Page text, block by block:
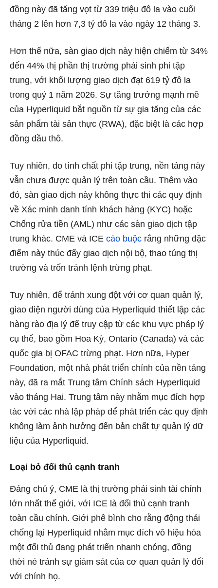
đồng này đã tăng vọt từ 339 triệu đô la vào cuối
tháng 2 lên hơn 7,3 tỷ đô la vào ngày 12 tháng 3.
Hơn thế nữa, sàn giao dịch này hiện chiếm từ 34%
đến 44% thị phần thị trường phái sinh phi tập
trung, với khối lượng giao dịch đạt 619 tỷ đô la
trong quý 1 năm 2026. Sự tăng trưởng mạnh mẽ
của Hyperliquid bắt nguồn từ sự gia tăng của các
sản phẩm tài sản thực (RWA), đặc biệt là các hợp
đồng dầu thô.
Tuy nhiên, do tính chất phi tập trung, nền tảng này
vẫn chưa được quản lý trên toàn cầu. Thêm vào
đó, sàn giao dịch này không thực thi các quy định
về Xác minh danh tính khách hàng (KYC) hoặc
Chống rửa tiền (AML) như các sàn giao dịch tập
trung khác. CME và ICE cáo buộc rằng những đặc
điểm này thúc đẩy giao dịch nội bộ, thao túng thị
trường và trốn tránh lệnh trừng phạt.
Tuy nhiên, để tránh xung đột với cơ quan quản lý,
giao diện người dùng của Hyperliquid thiết lập các
hàng rào địa lý để truy cập từ các khu vực pháp lý
cụ thể, bao gồm Hoa Kỳ, Ontario (Canada) và các
quốc gia bị OFAC trừng phạt. Hơn nữa, Hyper
Foundation, một nhà phát triển chính của nền tảng
này, đã ra mắt Trung tâm Chính sách Hyperliquid
vào tháng Hai. Trung tâm này nhằm mục đích hợp
tác với các nhà lập pháp để phát triển các quy định
không làm ảnh hưởng đến bản chất tự quản lý dữ
liệu của Hyperliquid.
Loại bỏ đối thủ cạnh tranh
Đáng chú ý, CME là thị trường phái sinh tài chính
lớn nhất thế giới, với ICE là đối thủ cạnh tranh
toàn cầu chính. Giới phê bình cho rằng động thái
chống lại Hyperliquid nhằm mục đích vô hiệu hóa
một đối thủ đang phát triển nhanh chóng, đồng
thời né tránh sự giám sát của cơ quan quản lý đối
với chính họ.